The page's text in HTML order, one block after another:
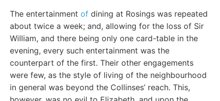
The entertainment of dining at Rosings was repeated
about twice a week; and, allowing for the loss of Sir
William, and there being only one card-table in the
evening, every such entertainment was the
counterpart of the first. Their other engagements
were few, as the style of living of the neighbourhood
in general was beyond the Collinses’ reach. This,